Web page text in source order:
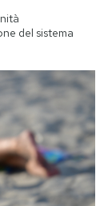
del sistema